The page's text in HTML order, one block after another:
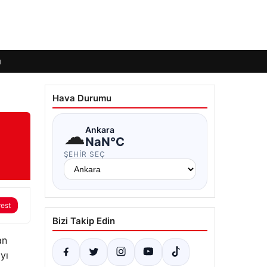
Hava Durumu
☁Ankara
NaN°C
ŞEHIR SEÇ
Bizi Takip Edin